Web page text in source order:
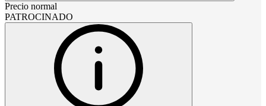
Precio normal
PATROCINADO